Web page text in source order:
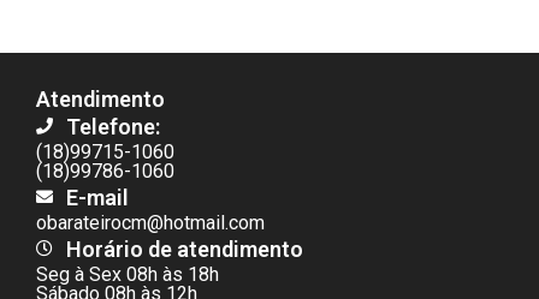
Atendimento
Telefone:
(18)99715-1060
(18)99786-1060
E-mail
obarateirocm@hotmail.com
Horário de atendimento
Seg à Sex 08h às 18h
Sábado 08h às 12h